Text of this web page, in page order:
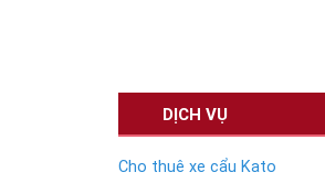
DỊCH VỤ
Cho thuê xe cẩu Kato